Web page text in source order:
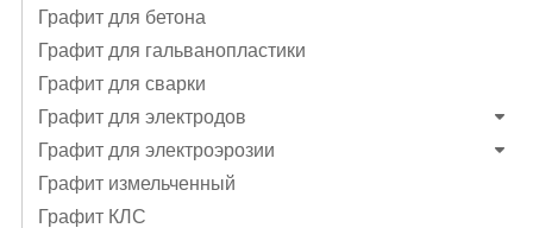
Графит для бетона
Графит для гальванопластики
Графит для сварки
Графит для электродов
Графит для электроэрозии
Графит измельченный
Графит КЛС